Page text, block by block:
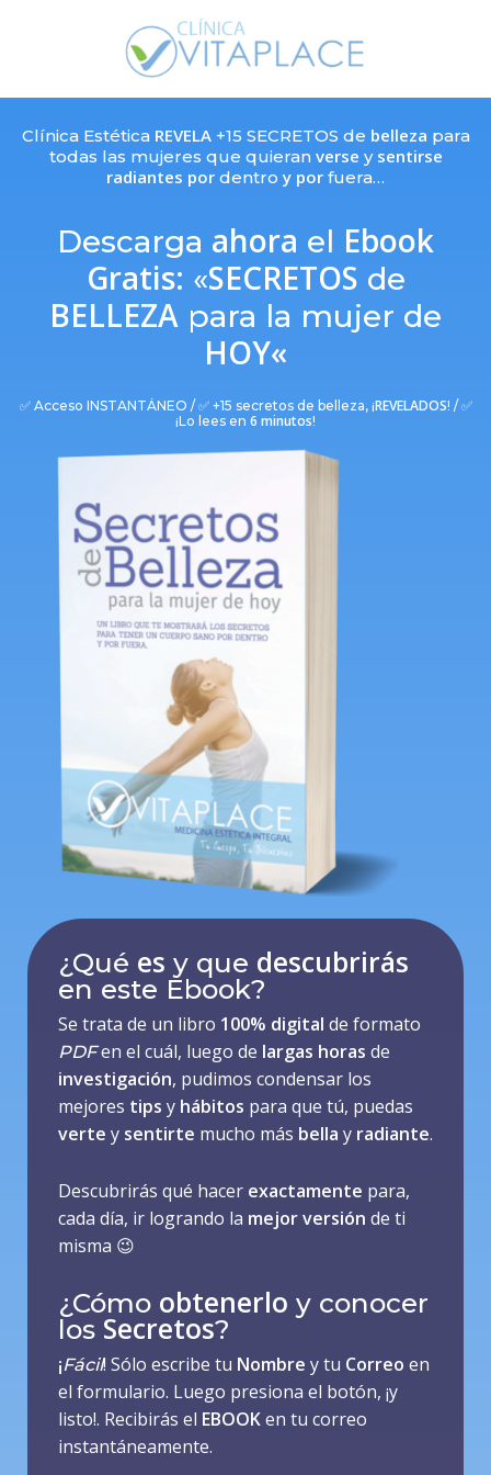
content
Clínica Estética REVELA+15 SECRETOS de belleza para
todas las mujeres que quieran verse y sentirse
radiantes por dentro y por fuera…
Descarga ahora el Ebook
Gratis: «SECRETOS de
BELLEZA para la mujer de
HOY«
✅ Acceso INSTANTÁNEO / ✅ +15 secretos de belleza, ¡REVELADOS! / ✅
¡Lo lees en 6 minutos!
¿Qué es y que descubrirás
en este Ebook?
Se trata de un libro 100% digital de formato
PDFen el cuál, luego de largas horas de
investigación, pudimos condensar los
mejores tips y hábitos para que tú, puedas
verte y sentirte mucho más bella y radiante.
Descubrirás qué hacer exactamente para,
cada día, ir logrando la mejorversión de ti
misma 😉
¿Cómo obtenerlo y conocer
los Secretos?
¡Fácil! Sólo escribe tu Nombre y tu Correo en
el formulario. Luego presiona el botón, ¡y
listo!. Recibirás el EBOOKen tu correo
instantáneamente.